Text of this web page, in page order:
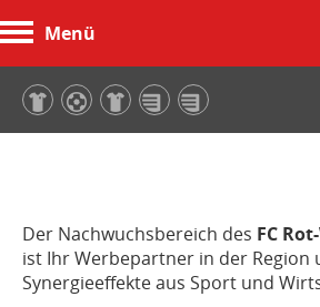
Menü
Der Nachwuchsbereich des FC
ist Ihr Werbepartner in der Region
Synergieeffekte aus Sport und